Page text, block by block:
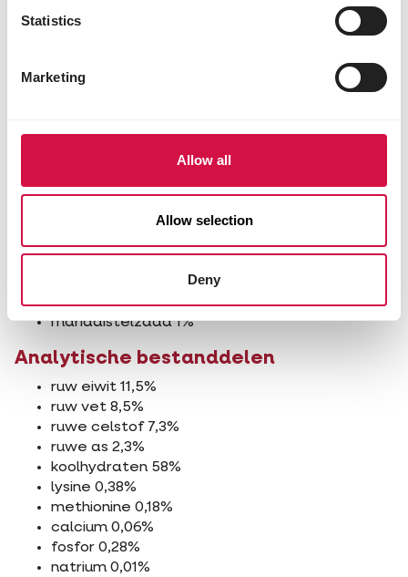
Statistics
Marketing
Allow all
Allow selection
Deny
vitsen 2%
witte duiventarwe 4%
gepelde haver 4%
gepelde zonnebloempitten 1%
raapzaad 1%
mariadistelzaad 1%
Analytische bestanddelen
ruw eiwit 11,5%
ruw vet 8,5%
ruwe celstof 7,3%
ruwe as 2,3%
koolhydraten 58%
lysine 0,38%
methionine 0,18%
calcium 0,06%
fosfor 0,28%
natrium 0,01%